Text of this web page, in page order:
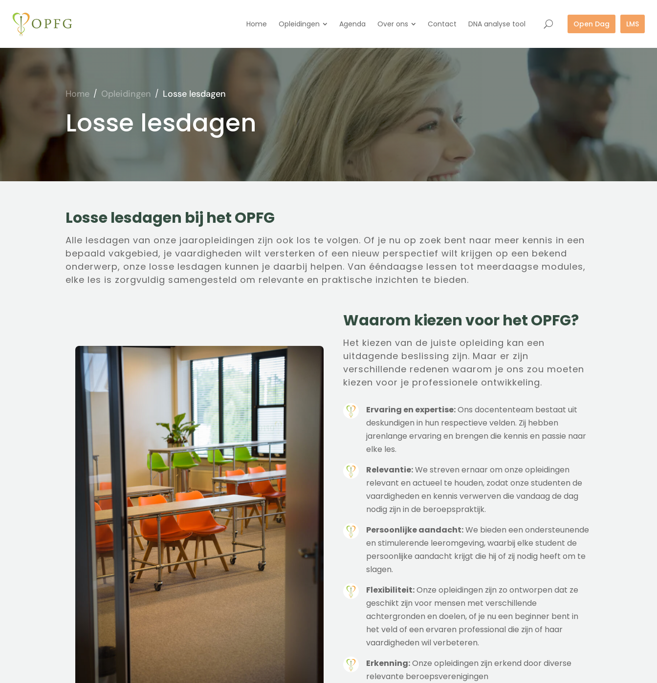
Home Opleidingen Agenda Over ons Contact DNA analyse tool Open Dag LMS
Home / Opleidingen / Losse lesdagen
Losse lesdagen
Losse lesdagen bij het OPFG
Alle lesdagen van onze jaaropleidingen zijn ook los te volgen. Of je nu op zoek bent naar meer kennis in een
bepaald vakgebied, je vaardigheden wilt versterken of een nieuw perspectief wilt krijgen op een bekend
onderwerp, onze losse lesdagen kunnen je daarbij helpen. Van ééndaagse lessen tot meerdaagse modules,
elke les is zorgvuldig samengesteld om relevante en praktische inzichten te bieden.
Waarom kiezen voor het OPFG?
Het kiezen van de juiste opleiding kan een
uitdagende beslissing zijn. Maar er zijn
verschillende redenen waarom je ons zou moeten
kiezen voor je professionele ontwikkeling.
Ervaring en expertise:Ons docententeam bestaat uit
deskundigen in hun respectieve velden. Zij hebben
jarenlange ervaring en brengen die kennis en passie naar
elke les.
Relevantie:We streven ernaar om onze opleidingen
relevant en actueel te houden, zodat onze studenten de
vaardigheden en kennis verwerven die vandaag de dag
nodig zijn in de beroepspraktijk.
Persoonlijke aandacht:We bieden een ondersteunende
en stimulerende leeromgeving, waarbij elke student de
persoonlijke aandacht krijgt die hij of zij nodig heeft om te
slagen.
Flexibiliteit:Onze opleidingen zijn zo ontworpen dat ze
geschikt zijn voor mensen met verschillende
achtergronden en doelen, of je nu een beginner bent in
het veld of een ervaren professional die zijn of haar
vaardigheden wil verbeteren.
Erkenning:Onze opleidingen zijn erkend door diverse
relevante beroepsverenigingen